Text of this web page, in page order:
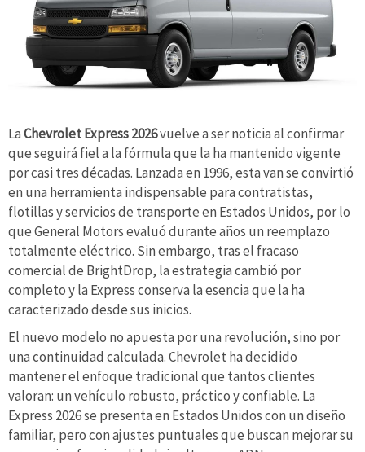
LaChevrolet Express 2026vuelve a ser noticia al confirmar
que seguirá fiel a la fórmula que la ha mantenido vigente
por casi tres décadas. Lanzada en 1996, esta van se convirtió
en una herramienta indispensable para contratistas,
flotillas y servicios de transporte en Estados Unidos, por lo
que General Motors evaluó durante años un reemplazo
totalmente eléctrico. Sin embargo, tras el fracaso
comercial de BrightDrop, la estrategia cambió por
completo y la Express conserva la esencia que la ha
caracterizado desde sus inicios.
El nuevo modelo no apuesta por una revolución, sino por
una continuidad calculada. Chevrolet ha decidido
mantener el enfoque tradicional que tantos clientes
valoran: un vehículo robusto, práctico y confiable. La
Express 2026 se presenta en Estados Unidos con un diseño
familiar, pero con ajustes puntuales que buscan mejorar su